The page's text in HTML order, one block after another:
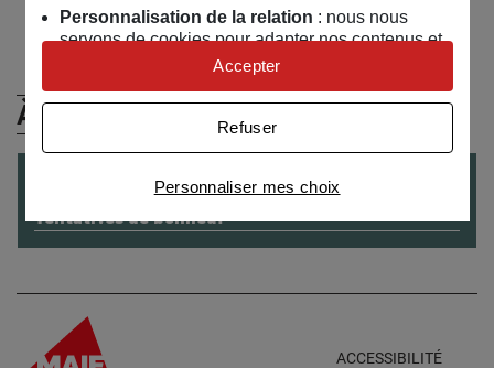
À (Re)Découvrir
au26 /07/2019
ACCESSIBILITÉ
Personnalisation de la relation : nous nous
servons de cookies pour adapter nos contenus et
personnaliser nos offres
Univers publicitaire: nous utilisons avec nos
publicités personnalisées
Personnaliser mes choix
Refuser
Accepter